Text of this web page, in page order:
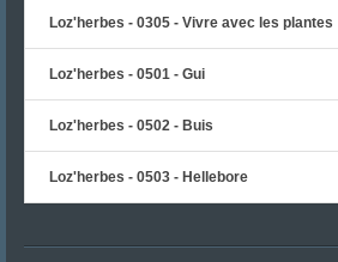
Loz'herbes - 0305 - Vivre avec les plantes
Loz'herbes - 0501 - Gui
Loz'herbes - 0502 - Buis
Loz'herbes - 0503 - Hellebore